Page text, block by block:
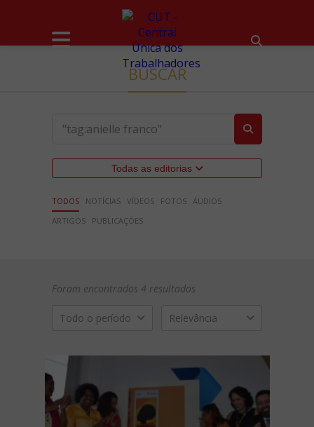
BUSCAR
Todas as editorias
TODOS NOTÍCIAS VÍDEOS FOTOS ÁUDIOS
ARTIGOS
PUBLICAÇÕES
Foram encontrados 4 resultados
Todo o período Relevância